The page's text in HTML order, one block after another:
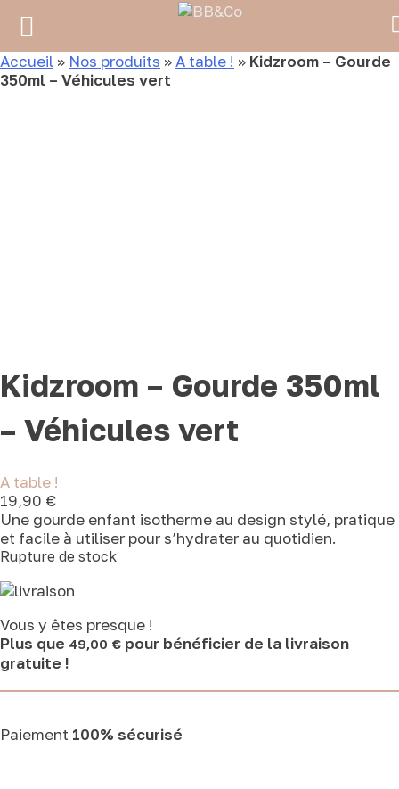
Accueil » Nos produits » A table ! » Kidzroom – Gourde
350ml – Véhicules vert
Kidzroom – Gourde 350ml
– Véhicules vert
A table !
19,90 €
Une gourde enfant isotherme au design stylé, pratique
et facile à utiliser pour s’hydrater au quotidien.
Rupture de stock
Vous y êtes presque !
Plus que 49,00 € pour bénéficier de la livraison
gratuite !
Paiement 100% sécurisé